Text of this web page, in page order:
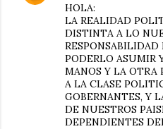
HOLA:
LA REALIDAD
DISTINTA A LO
PODERLO ASUMIR
MANOS Y LA OTRA
A LA CLASE
GOBERNANTES, Y
DE NUESTROS
DEPENDIENTES